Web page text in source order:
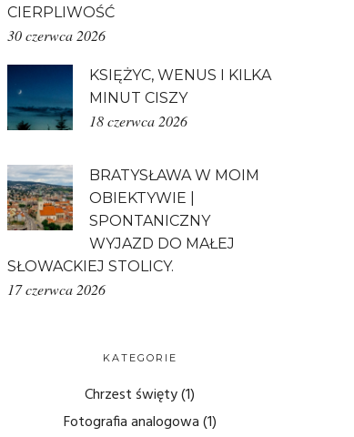
CIERPLIWOŚĆ
30 czerwca 2026
KSIĘŻYC, WENUS I KILKA
MINUT CISZY
18 czerwca 2026
BRATYSŁAWA W MOIM
OBIEKTYWIE |
SPONTANICZNY
WYJAZD DO MAŁEJ
SŁOWACKIEJ STOLICY.
17 czerwca 2026
KATEGORIE
Chrzest święty(1)
Fotografia analogowa(1)